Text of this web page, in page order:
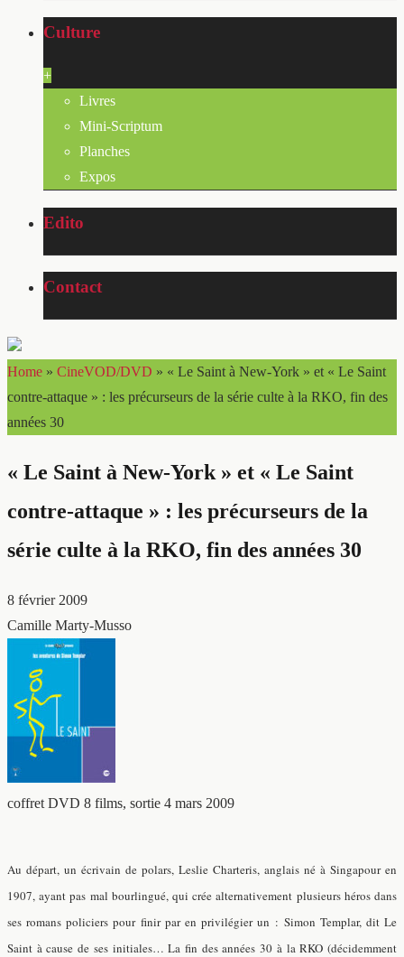
Culture
+
Livres
Mini-Scriptum
Planches
Expos
Edito
Contact
Home » CineVOD/DVD » « Le Saint à New-York » et « Le Saint
contre-attaque » : les précurseurs de la série culte à la RKO, fin des
années 30
« Le Saint à New-York » et « Le Saint
contre-attaque » : les précurseurs de la
série culte à la RKO, fin des années 30
8 février 2009
Camille Marty-Musso
coffret DVD 8 films, sortie 4 mars 2009
Au départ, un écrivain de polars, Leslie Charteris, anglais né à Singapour en
1907, ayant pas mal bourlingué, qui crée alternativement plusieurs héros dans
ses romans policiers pour finir par en privilégier un : Simon Templar, dit Le
Saint à cause de ses initiales… La fin des années 30 à la RKO (décidemment